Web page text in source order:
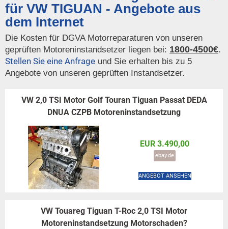
für VW TIGUAN - Angebote aus
dem Internet
Die Kosten für DGVA Motorreparaturen von unseren
geprüften Motoreninstandsetzer liegen bei: 1800-4500€.
Stellen Sie eine Anfrage und Sie erhalten bis zu 5
Angebote von unseren geprüften Instandsetzer.
VW 2,0 TSI Motor Golf Touran Tiguan Passat DEDA
DNUA CZPB Motoreninstandsetzung
EUR 3.490,00
ebay.de
ANGEBOT ANSEHEN
VW Touareg Tiguan T-Roc 2,0 TSI Motor
Motoreninstandsetzung Motorschaden?